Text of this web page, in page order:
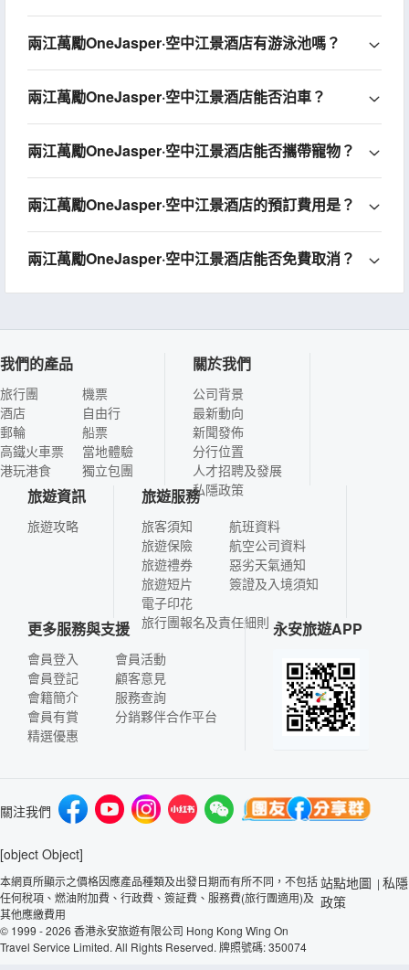
兩江萬勵OneJasper·空中江景酒店有游泳池嗎？
兩江萬勵OneJasper·空中江景酒店能否泊車？
兩江萬勵OneJasper·空中江景酒店能否攜帶寵物？
兩江萬勵OneJasper·空中江景酒店的預訂費用是？
兩江萬勵OneJasper·空中江景酒店能否免費取消？
我們的產品
旅行團
酒店
郵輪
高鐵火車票
港玩港食
機票
自由行
船票
當地體驗
獨立包團
關於我們
公司背景
最新動向
新聞發佈
分行位置
人才招聘及發展
私隱政策
旅遊資訊
旅遊攻略
旅遊服務
旅客須知
旅遊保險
旅遊禮券
旅遊短片
電子印花
航班資料
航空公司資料
惡劣天氣通知
簽證及入境須知
旅行團報名及責任細則
更多服務與支援
會員登入
會員登記
會籍簡介
會員有賞
精選優惠
會員活動
顧客意見
服務查詢
分銷夥伴合作平台
永安旅遊APP
關注我們
[object Object]
本網頁所顯示之價格因應產品種類及出發日期而有所不同，不包括
任何稅項、燃油附加費、行政費、簽証費、服務費(旅行團適用)及
其他應繳費用
© 1999 - 2026 香港永安旅遊有限公司 Hong Kong Wing On
Travel Service Limited. All Rights Reserved. 牌照號碼: 350074
站點地圖 | 私隱
政策